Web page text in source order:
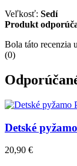
Veľkosť: Sedí
Produkt
Bola táto recenzia
(0)
Detské
20,90 €